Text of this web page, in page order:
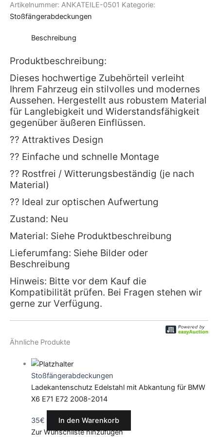
Artikelnummer: ANKATEILE-0501 Kategorie:
Stoßfängerabdeckungen
Beschreibung
Produktbeschreibung:
Dieses hochwertige Zubehörteil verleiht
Ihrem Fahrzeug ein stilvolles und modernes
Aussehen. Hergestellt aus robustem Material
für Langlebigkeit und Widerstandsfähigkeit
gegenüber äußeren Einflüssen.
?? Attraktives Design
?? Einfache und schnelle Montage
?? Rostfrei / Witterungsbeständig (je nach
Material)
?? Ideal zur optischen Aufwertung
Zustand: Neu
Material: Siehe Produktbeschreibung
Lieferumfang: Siehe Bilder oder
Beschreibung
Hinweis: Bitte vor dem Kauf die
Kompatibilität prüfen. Bei Fragen stehen wir
gerne zur Verfügung.
Ähnliche Produkte
Stoßfängerabdeckungen
Ladekantenschutz Edelstahl mit Abkantung für BMW
X6 E71 E72 2008-2014
35€
In den Warenkorb
Zur Wunschliste hinzufügen